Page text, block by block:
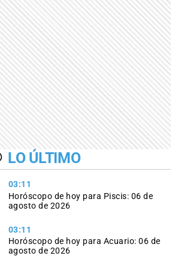
LO ÚLTIMO
03:11
Horóscopo de hoy para Piscis: 06 de
agosto de 2026
03:11
Horóscopo de hoy para Acuario: 06 de
agosto de 2026